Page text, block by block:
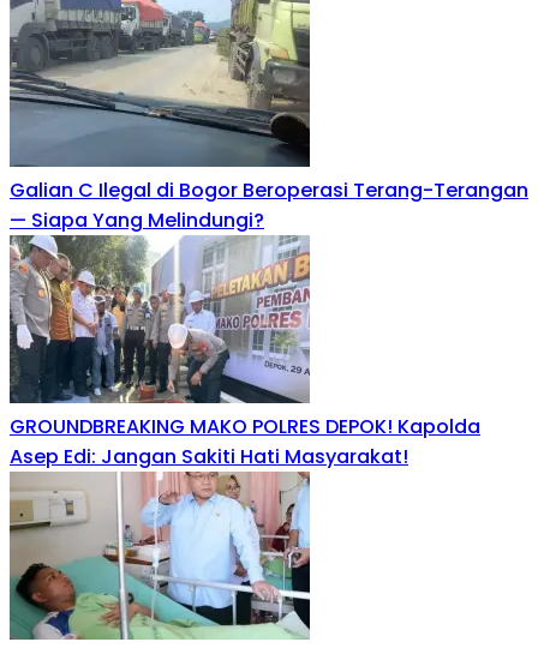
Galian C Ilegal di Bogor Beroperasi Terang-Terangan
— Siapa Yang Melindungi?
GROUNDBREAKING MAKO POLRES DEPOK! Kapolda
Asep Edi: Jangan Sakiti Hati Masyarakat!